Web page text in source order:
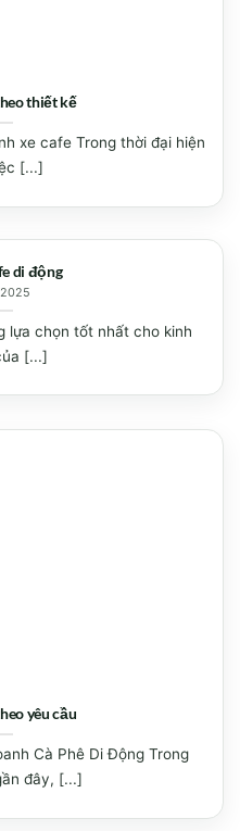
thiết kế
xe cafe Trong thời đại hiện
[...]
di động
lựa chọn tốt nhất cho kinh
[...]
yêu cầu
Cà Phê Di Động Trong
đây, [...]